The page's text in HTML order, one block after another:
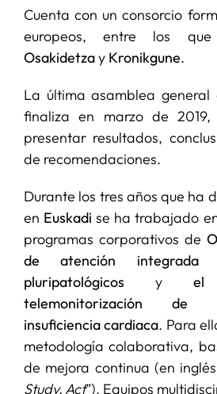
Cuenta con un consorcio
europeos, entre los
Osakidetzay Kronikgune.
La última asamblea general
finaliza en marzo de
presentar resultados,
de recomendaciones.
Durante los tres años que ha
en Euskadise ha trabajado
programas corporativos de
de atención integrada
pluripatológicos y el
telemonitorización de
insuficiencia cardiaca. Para
metodología colaborativa,
de mejora continua (en
Study, Act”). Equipos